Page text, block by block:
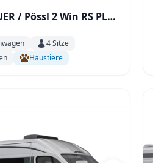
Pössl 2 Win RS PLUS
Kastenwagen /
// 6 m / 140 PS /
Fahrerhaus
4 Sitze
Haustiere